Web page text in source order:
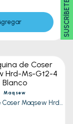
SUSCRÍBETE 🖂
Maqsew
Coser Maqsew Hrd-